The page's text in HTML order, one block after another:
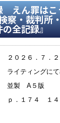
えん罪はこ
察・裁判所
全記録』
２０２６．７．２
ライティングに
並製 A５版
ｐ．１７４ １４